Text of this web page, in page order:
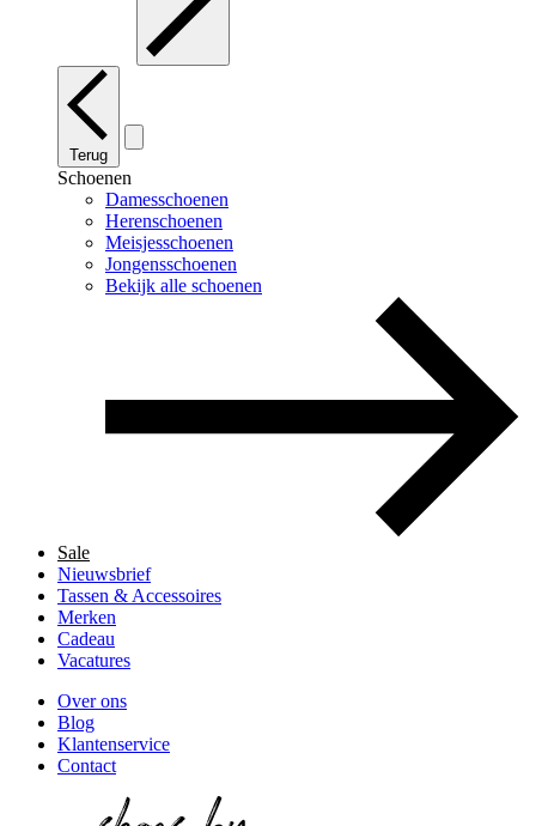
Terug
Schoenen
Damesschoenen
Herenschoenen
Meisjesschoenen
Jongensschoenen
Bekijk alle schoenen
Sale
Nieuwsbrief
Tassen & Accessoires
Merken
Cadeau
Vacatures
Over ons
Blog
Klantenservice
Contact